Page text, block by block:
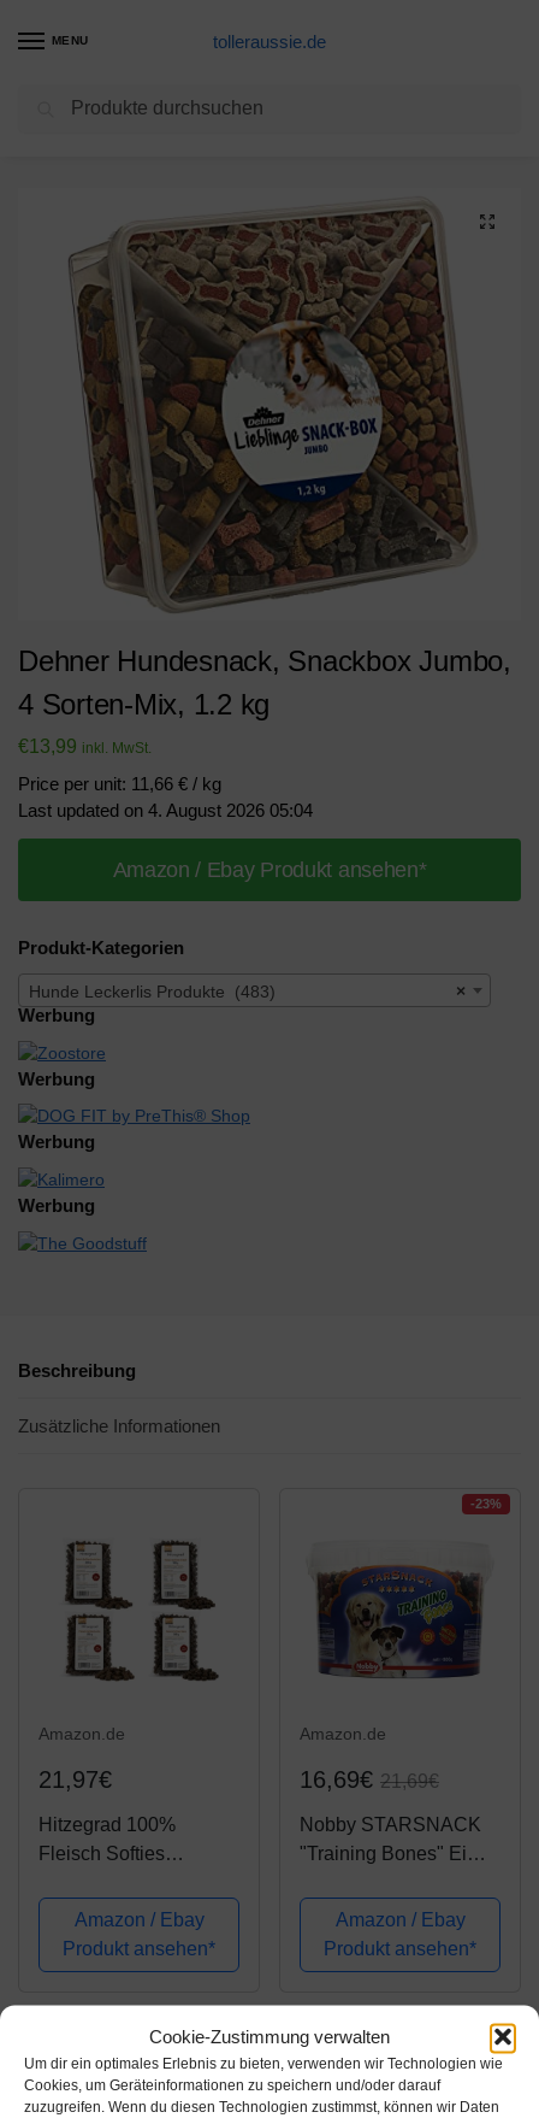
Cookie-Zustimmung verwalten
Um dir ein optimales Erlebnis zu bieten, verwenden wir Technologien wie
Cookies, um Geräteinformationen zu speichern und/oder darauf
zuzugreifen. Wenn du diesen Technologien zustimmst, können wir Daten
MENU tolleraussie.de
Hunde Leckerlis Produkte / Dehner Hundesnack, Snackbox Jumbo, 4 Sorten-Mix, 1.2 kg
Dehner Hundesnack, Snackbox Jumbo,
4 Sorten-Mix, 1.2 kg
€13,99 inkl. MwSt.
Price per unit: 11,66 € / kg
Last updated on 4. August 2026 05:04
Amazon / Ebay Produkt ansehen*
Produkt-Kategorien
×
Hunde Leckerlis Produkte (483)
Werbung
Werbung
Werbung
Werbung
Beschreibung
Zusätzliche Informationen
Amazon.de
21,97€
Hitzegrad 100%
Fleisch Softies
Trainingsleckerli für
Hunde 4er Pack (4x
200g) 200g Kaninchen,
Lachs, 200g Gans
Amazon / Ebay
Produkt ansehen*
-23%
Amazon.de
16,69€ 21,69€
Nobby STARSNACK
"Training Bones" Eimer
Amazon / Ebay
Produkt ansehen*